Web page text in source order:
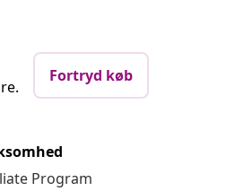
Fortryd køb
Program